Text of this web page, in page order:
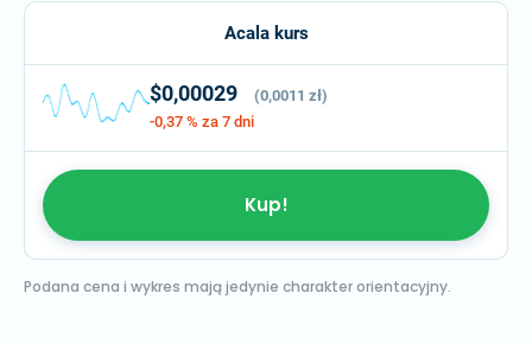
Acala kurs
$0,00029
(0,0011 zł)
-0,37 % za 7 dni
Kup!
Podana cena i wykres mają jedynie charakter orientacyjny.